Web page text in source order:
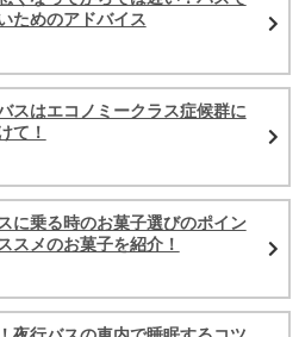
ためのアドバイス
スはエコノミークラス症候群に
て！
に乗る時のお菓子選びのポイン
スメのお菓子を紹介！